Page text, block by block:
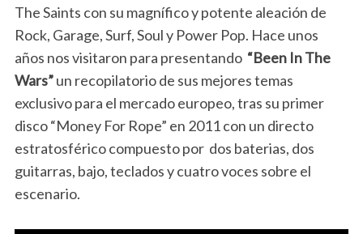
The Saints con su magnífico y potente aleación de
Rock, Garage, Surf, Soul y Power Pop. Hace unos
años nos visitaron para presentando “Been In The
Wars”un recopilatorio de sus mejores temas
exclusivo para el mercado europeo, tras su primer
disco “Money For Rope” en 2011 con un directo
estratosférico compuesto por dos baterias, dos
guitarras, bajo, teclados y cuatro voces sobre el
escenario.